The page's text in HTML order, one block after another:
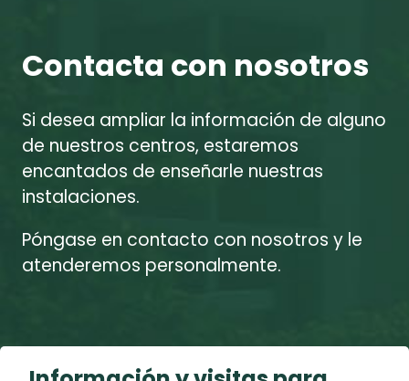
Contacta con nosotros
Si desea ampliar la información de alguno
de nuestros centros, estaremos
encantados de enseñarle nuestras
instalaciones.
Póngase en contacto con nosotros y le
atenderemos personalmente.